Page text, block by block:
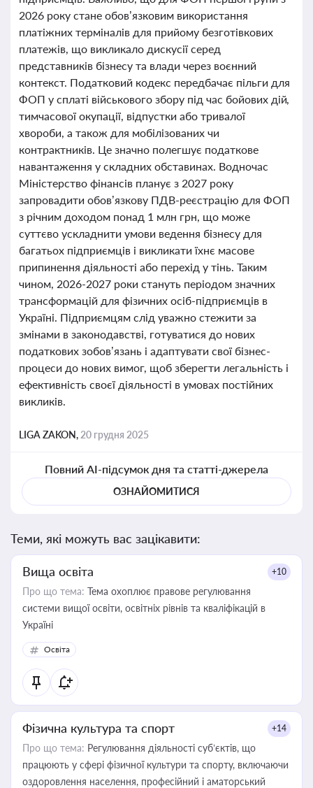
2026 року стане обов’язковим використання
платіжних терміналів для прийому безготівкових
платежів, що викликало дискусії серед
представників бізнесу та влади через воєнний
контекст. Податковий кодекс передбачає пільги для
ФОП у сплаті військового збору під час бойових дій,
тимчасової окупації, відпустки або тривалої
хвороби, а також для мобілізованих чи
контрактників. Це значно полегшує податкове
навантаження у складних обставинах. Водночас
Міністерство фінансів планує з 2027 року
запровадити обов’язкову ПДВ-реєстрацію для ФОП
з річним доходом понад 1 млн грн, що може
суттєво ускладнити умови ведення бізнесу для
багатьох підприємців і викликати їхнє масове
припинення діяльності або перехід у тінь. Таким
чином, 2026-2027 роки стануть періодом значних
трансформацій для фізичних осіб-підприємців в
Україні. Підприємцям слід уважно стежити за
змінами в законодавстві, готуватися до нових
податкових зобов’язань і адаптувати свої бізнес-
процеси до нових вимог, щоб зберегти легальність і
ефективність своєї діяльності в умовах постійних
викликів.
LIGA ZAKON, 20 грудня 2025
Повний AI-підсумок дня та статті-джерела
ОЗНАЙОМИТИСЯ
Теми, які можуть вас зацікавити:
Вища освіта +10
Про що тема: Тема охоплює правове регулювання
системи вищої освіти, освітніх рівнів та кваліфікацій в
Україні
Освіта
Фізична культура та спорт +14
Про що тема: Регулювання діяльності суб’єктів, що
працюють у сфері фізичної культури та спорту, включаючи
оздоровлення населення, професійний і аматорський